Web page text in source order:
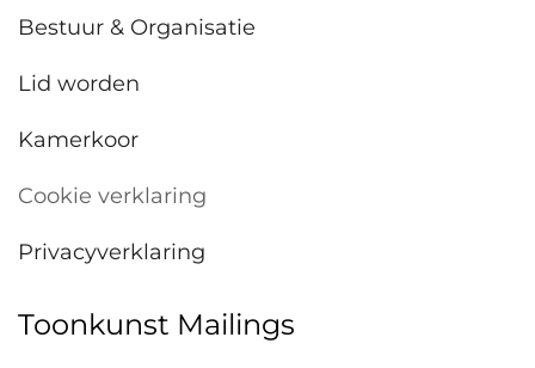
Bestuur & Organisatie
Lid worden
Kamerkoor
Cookie verklaring
Privacyverklaring
Toonkunst Mailings